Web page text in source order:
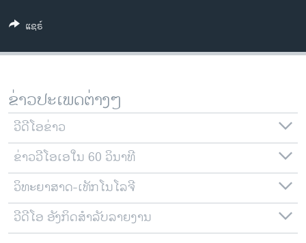
ສຽງ
ລາຍການກະຈາຍສຽງ
ຕິດຕາມພວກເຮົາ ທີ່
ພາສາຕ່າງໆ
ແຊຣ໌
ຂ່າວປະເພດຕ່າງໆ
ວີດີໂອຂ່າວ
ຂ່າວວີໂອເອໃນ 60 ວິນາທີ
ວິທະຍາສາດ-ເທັກໂນໂລຈີ
ວີດີໂອ ອັງກິດສຳລັບລາຍງານ